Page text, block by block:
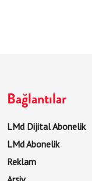
Bağlantılar
LMd Dijital Abonelik
LMd Abonelik
Reklam